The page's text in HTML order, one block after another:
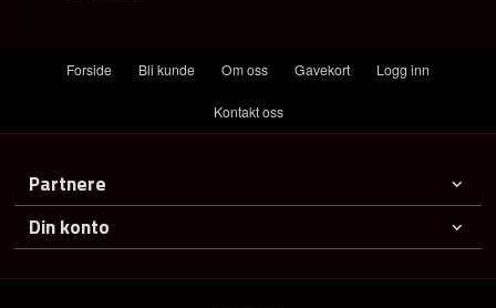
Forside Bli kunde Om oss Gavekort Logg inn
Kontakt oss
Partnere
Din konto